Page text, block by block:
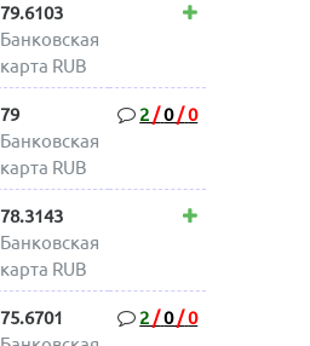
79.6103
Банковская
карта RUB
79
Банковская
карта RUB
2 /0/0
78.3143
Банковская
карта RUB
75.6701
2 /0/0